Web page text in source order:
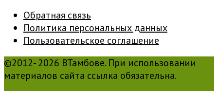
Обратная связь
Политика персональных данных
Пользовательское соглашение
©2012- 2026 ВТамбове. При использовании
материалов сайта ссылка обязательна.